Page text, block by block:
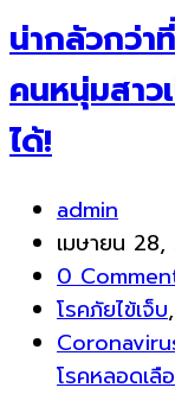
น่ากลัวกว่า
คนหนุ่มสาว
ได้!
admin
เมษายน
0
โรคภัยไข้เจ็บ,
โรคหลอดเ